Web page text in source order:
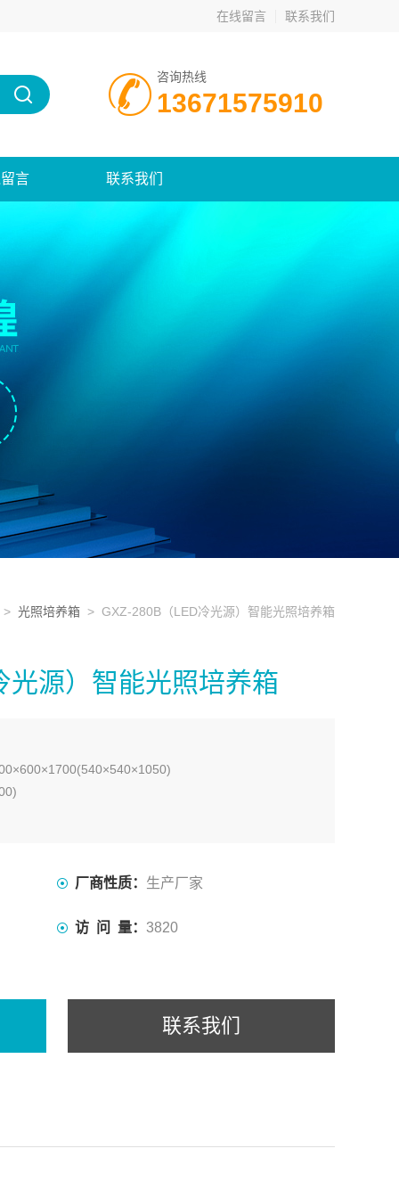
在线留言 联系我们
咨询热线
13671575910
言 联系我们
光照培养箱 > GXZ-280B（LED冷光源）智能光照培养箱
源）智能光照培养箱
厂商性质： 生产厂家
访 问 量： 3820
联系我们